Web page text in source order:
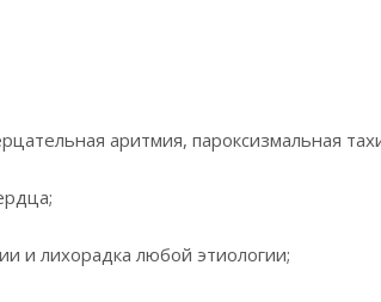
аритмия, пароксизмальная
и лихорадка любой этиологии;